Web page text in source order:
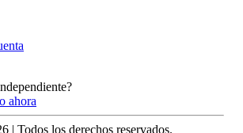
ahora
| Todos los derechos reservados.